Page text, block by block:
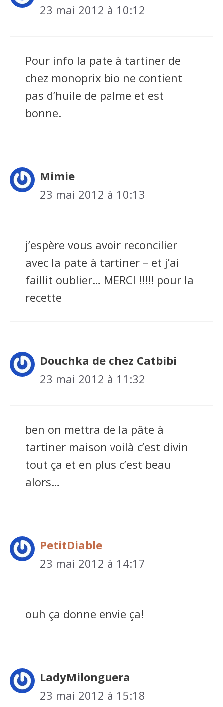
23 mai 2012 à 10:12
Pour info la pate à tartiner de
chez monoprix bio ne contient
pas d’huile de palme et est
bonne.
Mimie
23 mai 2012 à 10:13
j’espère vous avoir reconcilier
avec la pate à tartiner – et j’ai
faillit oublier… MERCI !!!!! pour la
recette
Douchka de chez Catbibi
23 mai 2012 à 11:32
ben on mettra de la pâte à
tartiner maison voilà c’est divin
tout ça et en plus c’est beau
alors…
PetitDiable
23 mai 2012 à 14:17
ouh ça donne envie ça!
LadyMilonguera
23 mai 2012 à 15:18